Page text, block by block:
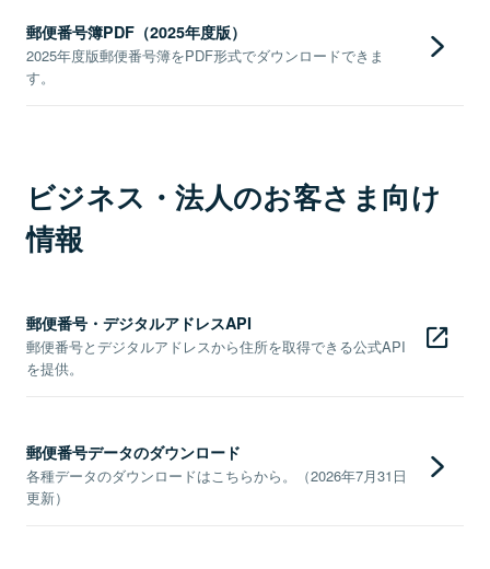
郵便番号簿PDF（2025年度版）
2025年度版郵便番号簿をPDF形式でダウンロードできま
す。
ビジネス・法人のお客さま向け
情報
郵便番号・デジタルアドレスAPI
郵便番号とデジタルアドレスから住所を取得できる公式API
を提供。
郵便番号データのダウンロード
各種データのダウンロードはこちらから。（2026年7月31日
更新）